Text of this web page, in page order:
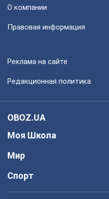
О компании
Правовая информация
Реклама на сайте
Редакционная политика
OBOZ.UA
Моя Школа
Мир
Спорт